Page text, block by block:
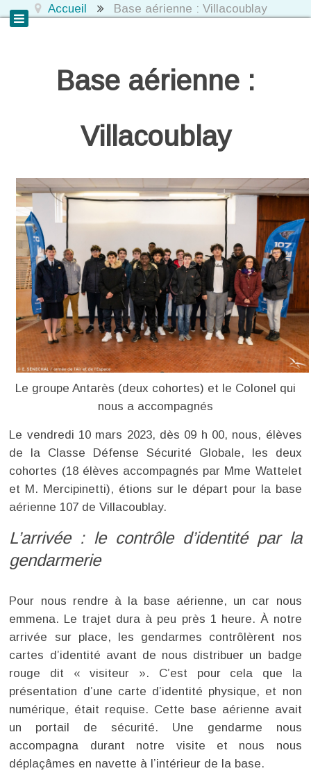
Accueil Base aérienne : Villacoublay
Base aérienne :
Villacoublay
Le groupe Antarès (deux cohortes) et le Colonel qui
nous a accompagnés
Le vendredi 10 mars 2023, dès 09 h 00, nous, élèves
de la Classe Défense Sécurité Globale, les deux
cohortes (18 élèves accompagnés par Mme Wattelet
et M. Mercipinetti), étions sur le départ pour la base
aérienne 107 de Villacoublay.
L’arrivée : le contrôle d’identité par la
gendarmerie
Pour nous rendre à la base aérienne, un car nous
emmena. Le trajet dura à peu près 1 heure. À notre
arrivée sur place, les gendarmes contrôlèrent nos
cartes d’identité avant de nous distribuer un badge
rouge dit « visiteur ». C’est pour cela que la
présentation d’une carte d’identité physique, et non
numérique, était requise. Cette base aérienne avait
un portail de sécurité. Une gendarme nous
accompagna durant notre visite et nous nous
déplaçâmes en navette à l’intérieur de la base.